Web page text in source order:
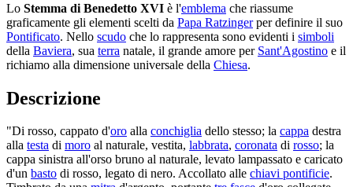
Lo Stemma di Benedetto XVI è l'emblema che riassume
graficamente gli elementi scelti da Papa Ratzingerper definire il suo
Pontificato. Nello scudo che lo rappresenta sono evidenti i simboli
della Baviera, sua terra natale, il grande amore per Sant'Agostino e il
richiamo alla dimensione universale della Chiesa.
Descrizione
"Di rosso, cappato d'oro alla conchiglia dello stesso; la cappa destra
alla testa di moro al naturale, vestita, labbrata, coronata di rosso; la
cappa sinistra all'orso bruno al naturale, levato lampassato e caricato
d'un basto di rosso, legato di nero. Accollato alle chiavi pontificie.